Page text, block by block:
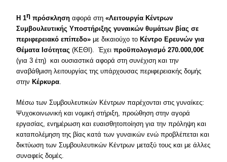
Η 1η πρόσκληση αφορά στη«Λειτουργία Κέντρων
Συμβουλευτικής Υποστήριξης γυναικών θυμάτων βίας σε
περιφερειακό επίπεδο»με δικαιούχο το Κέντρο Ερευνών για
Θέματα Ισότητας (ΚΕΘΙ). Έχειπροϋπολογισμό 270.000,00€
(για 3 έτη) και ουσιαστικά αφορά στη συνέχιση και την
αναβάθμιση λειτουργίας της υπάρχουσας περιφερειακής δομής
στην Κέρκυρα.
Μέσω των Συμβουλευτικών Κέντρων παρέχονται στις γυναίκες:
Ψυχοκοινωνική και νομική στήριξη, προώθηση στην αγορά
εργασίας, ενημέρωση και ευαισθητοποίηση για την πρόληψη και
καταπολέμηση της βίας κατά των γυναικών ενώ προβλέπεται και
δικτύωση των Συμβουλευτικών Κέντρων μεταξύ τους και με άλλες
συναφείς δομές.